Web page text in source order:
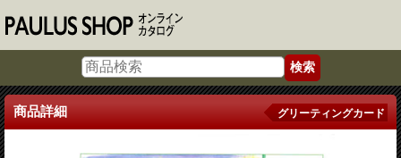
商品詳細 グリーティングカード